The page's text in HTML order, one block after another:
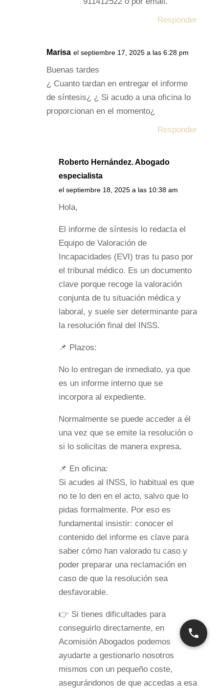
Responder
Marisa el septiembre 17, 2025 a las 6:28 pm
Buenas tardes
¿ Cuanto tardan en entregar el informe
de síntesis¿ ¿ Si acudo a una oficina lo
proporcionan en el momento¿
Responder
Roberto Hernández. Abogado
especialista
el septiembre 18, 2025 a las 10:38 am
Hola,
El informe de síntesis lo redacta el
Equipo de Valoración de
Incapacidades (EVI) tras tu paso por
el tribunal médico. Es un documento
clave porque recoge la valoración
conjunta de tu situación médica y
laboral, y suele ser determinante para
la resolución final del INSS.
📌 Plazos:
No lo entregan de inmediato, ya que
es un informe interno que se
incorpora al expediente.
Normalmente se puede acceder a él
una vez que se emite la resolución o
si lo solicitas de manera expresa.
📌 En oficina:
Si acudes al INSS, lo habitual es que
no te lo den en el acto, salvo que lo
pidas formalmente. Por eso es
fundamental insistir: conocer el
contenido del informe es clave para
saber cómo han valorado tu caso y
poder preparar una reclamación en
caso de que la resolución sea
desfavorable.
👉 Si tienes dificultades para
conseguirlo directamente, en
Acomisión Abogados podemos
ayudarte a gestionarlo nosotros
mismos con un pequeño coste,
asegurándonos de que accedas a esa